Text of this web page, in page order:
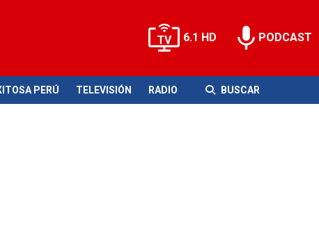
6.1 HD PODCAST
PERÚ TELEVISIÓN RADIO BUSCAR